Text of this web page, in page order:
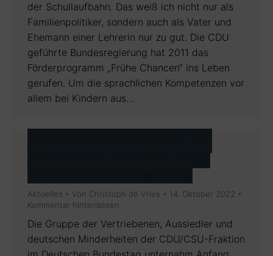
der Schullaufbahn. Das weiß ich nicht nur als
Familienpolitiker, sondern auch als Vater und
Ehemann einer Lehrerin nur zu gut. Die CDU
geführte Bundesregierung hat 2011 das
Förderprogramm „Frühe Chancen“ ins Leben
gerufen. Um die sprachlichen Kompetenzen vor
allem bei Kindern aus…
Aktuelles Von Christoph de Vries
14. Oktober 2022
Kommentar hinterlassen
Die Gruppe der Vertriebenen, Aussiedler und
deutschen Minderheiten der CDU/CSU-Fraktion